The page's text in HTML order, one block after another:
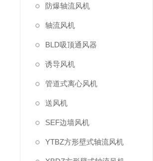
防爆轴流风机
轴流风机
BLD吸顶通风器
诱导风机
管道式离心风机
送风机
SEF边墙风机
YTBZ方形壁式轴流风机